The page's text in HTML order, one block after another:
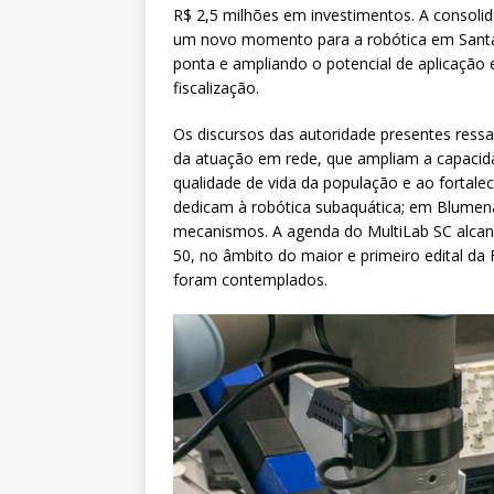
R$ 2,5 milhões em investimentos. A
um novo momento para a robótica em
ponta e ampliando o potencial de
fiscalização.
Os discursos das autoridade presentes
da atuação em rede, que ampliam a
qualidade de vida da população e ao
dedicam à robótica subaquática; em
mecanismos. A agenda do MultiLab SC
50, no âmbito do maior e primeiro edital da
foram contemplados.